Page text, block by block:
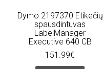
Dymo 2197370 Etikečių
spausdintuvas
LabelManager
Executive 640 CB
151.99€